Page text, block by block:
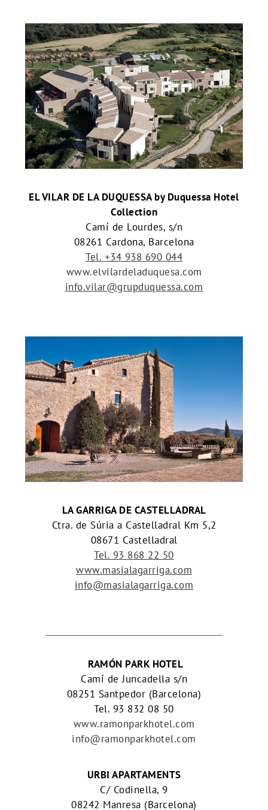
EL VILAR DE LA DUQUESSA by Duquessa Hotel
Collection
Camí de Lourdes, s/n
08261 Cardona, Barcelona
Tel. +34 938 690 044
www.elvilardeladuquesa.com
info.vilar@grupduquessa.com
LA GARRIGA DE CASTELLADRAL
Ctra. de Súria a Castelladral Km 5,2
08671 Castelladral
Tel. 93 868 22 50
www.masialagarriga.com
info@masialagarriga.com
RAMÓN PARK HOTEL
Camí de Juncadella s/n
08251 Santpedor (Barcelona)
Tel. 93 832 08 50
www.ramonparkhotel.com
info@ramonparkhotel.com
URBI APARTAMENTS
C/ Codinella, 9
08242 Manresa (Barcelona)